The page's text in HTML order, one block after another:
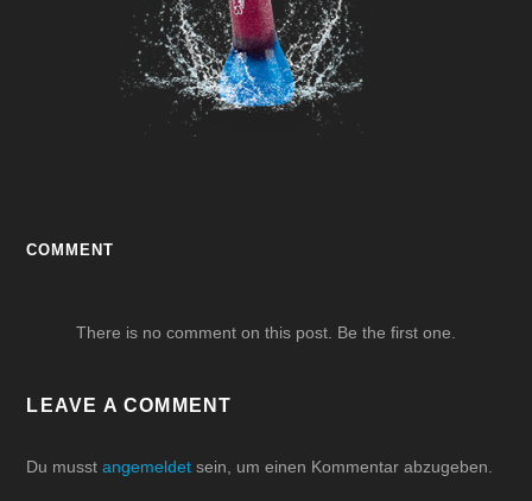
COMMENT
There is no comment on this post. Be the first one.
LEAVE A COMMENT
Du musstangemeldet sein, um einen Kommentar abzugeben.